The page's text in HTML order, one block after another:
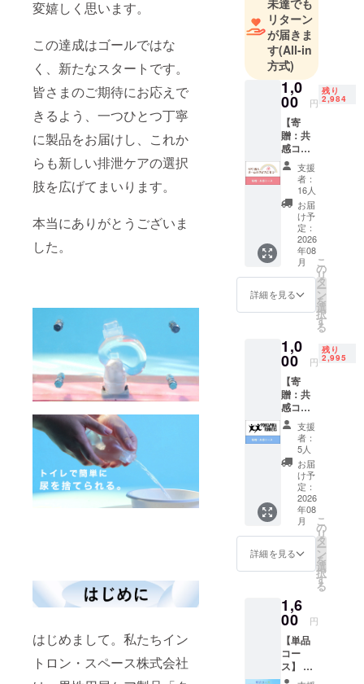
変嬉しく思います。
この達成はゴールではな
く、新たなスタートです。
皆さまのご期待にお応えで
きるよう、一つひとつ丁寧
に製品をお届けし、これか
らも新しい排泄ケアの選択
肢を広げてまいります。
本当にありがとうございま
した。
はじめまして。私たちイン
トロン・スペース株式会社
ド）」概念
を覆す「溜
める」アプ
ローチは、
泌尿器科医
や薬局から
高い評価を
受け、第1回
「CARISO
Caretech
Awards」に
て審査員特
別賞を受
賞。今、ま
装が加速し
リターン
が届きま
す(All-in
方式)
1,0
00 円
残り
2,984
【寄
贈：共
感コー
ス】 5
口集ま
るごと
に、新
しいタ
イムシ
フト3個
と専用
アン
ダー
ウェア1
枚を
『特定
活動法
人ホー
ムホス
ピスこ
まつ』
へ寄贈
しま
す。 支
援いた
だいた
方へサ
ンクス
カード
をお送
りしま
す。 ※
サンク
スで同
一の物
となり
ます。
支援
者：
16人
お届
け予
定：
2026
年08
月
詳細を見る
こ
の
リ
タ
ー
ン
を
選
択
す
る
1,0
00 円
残り
2,995
【寄
贈：共
感コー
ス】 5
口集ま
るごと
に、新
しいタ
イムシ
フト3個
と専用
アン
ダー
ウェア1
枚を
『認定
営利法
人ぽっ
かぽか
ラン
ナー
ズ』へ
寄贈し
支援
者：
5人
お届
け予
定：
2026
年08
月
詳細を見る
こ
の
リ
タ
ー
ン
を
選
択
す
る
1,6
00 円
【単品
コー
ス】 本
体1個